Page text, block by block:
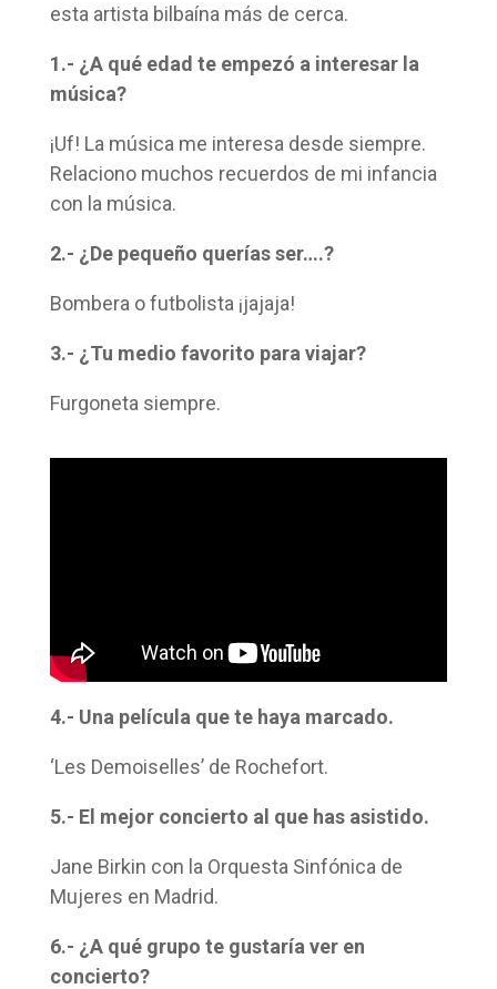
esta artista bilbaína más de cerca.
1.- ¿A qué edad te empezó a interesar la
música?
¡Uf! La música me interesa desde siempre.
Relaciono muchos recuerdos de mi infancia
con la música.
2.- ¿De pequeño querías ser….?
Bombera o futbolista ¡jajaja!
3.- ¿Tu medio favorito para viajar?
Furgoneta siempre.
4.- Una película que te haya marcado.
‘Les Demoiselles’ de Rochefort.
5.- El mejor concierto al que has asistido.
Jane Birkin con la Orquesta Sinfónica de
Mujeres en Madrid.
6.- ¿A qué grupo te gustaría ver en
concierto?